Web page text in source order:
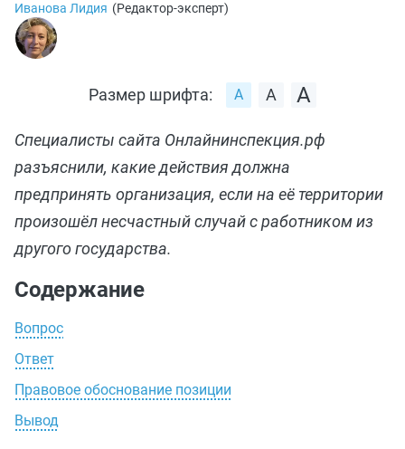
Иванова Лидия (Редактор-эксперт)
Размер шрифта:
Специалисты сайта Онлайнинспекция.рф
разъяснили, какие действия должна
предпринять организация, если на её территории
произошёл несчастный случай с работником из
другого государства.
Содержание
Вопрос
Ответ
Правовое обоснование позиции
Вывод